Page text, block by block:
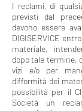
I reclami, di
previsti dal
devono essere
DIGISERVICE
materiale,
dopo tale termine,
vizi e/o per
difformità dei
possibilità per il
Società un